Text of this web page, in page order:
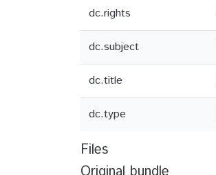
dc.rights
dc.subject
dc.title
dc.type
Files